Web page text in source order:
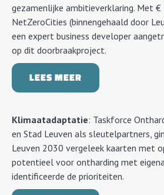
gezamenlijke ambitieverklaring. Met
NetZeroCities (binnengehaald door
een expert business developer
op dit doorbraakproject.
LEES MEER
Klimaatadaptatie: Taskforce
en Stad Leuven als sleutelpartners,
Leuven 2030 vergeleek kaarten met
potentieel voor ontharding met
identificeerde de prioriteiten.